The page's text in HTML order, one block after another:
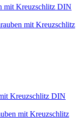
mit Kreuzschlitz DIN
mit Kreuzschlitz
Kreuzschlitz DIN
mit Kreuzschlitz